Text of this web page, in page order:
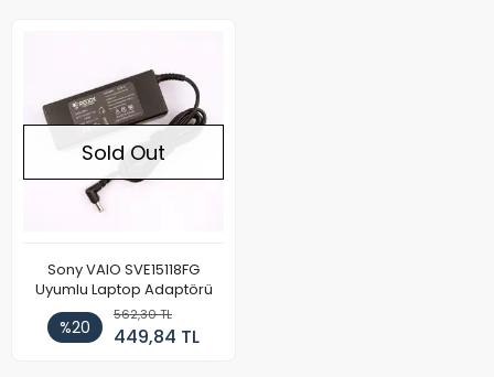
Sold Out
Sony VAIO SVE15118FG
Uyumlu Laptop Adaptörü
%20
562,30 TL
449,84 TL